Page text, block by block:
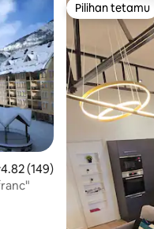
purata 4.82
4.82 (149)
Pilihan tetamu
Pilihan tetamu